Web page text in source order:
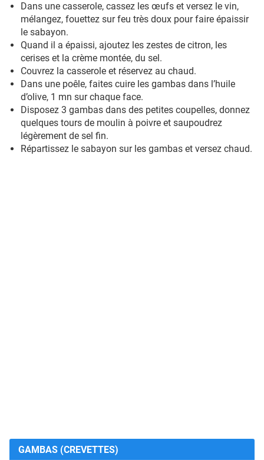
Dans une casserole, cassez les œufs et versez le vin,
mélangez, fouettez sur feu très doux pour faire épaissir
le sabayon.
Quand il a épaissi, ajoutez les zestes de citron, les
cerises et la crème montée, du sel.
Couvrez la casserole et réservez au chaud.
Dans une poêle, faites cuire les gambas dans l’huile
d’olive, 1 mn sur chaque face.
Disposez 3 gambas dans des petites coupelles, donnez
quelques tours de moulin à poivre et saupoudrez
légèrement de sel fin.
Répartissez le sabayon sur les gambas et versez chaud.
GAMBAS (CREVETTES)